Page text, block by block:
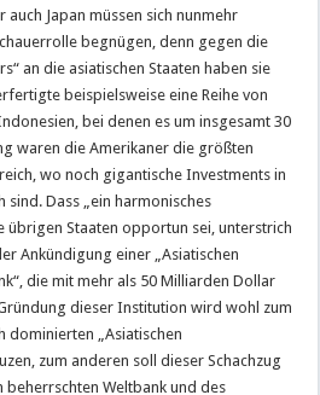
Japan müssen sich nunmehr
begnügen, denn gegen die
an die asiatischen Staaten haben sie
beispielsweise eine Reihe von
bei denen es um insgesamt 30
waren die Amerikaner die größten
wo noch gigantische Investments in
Dass „ein harmonisches
übrigen Staaten opportun sei, unterstrich
Ankündigung einer „Asiatischen
die mit mehr als 50 Milliarden Dollar
dieser Institution wird wohl zum
dominierten „Asiatischen
zum anderen soll dieser Schachzug
beherrschten Weltbank und des